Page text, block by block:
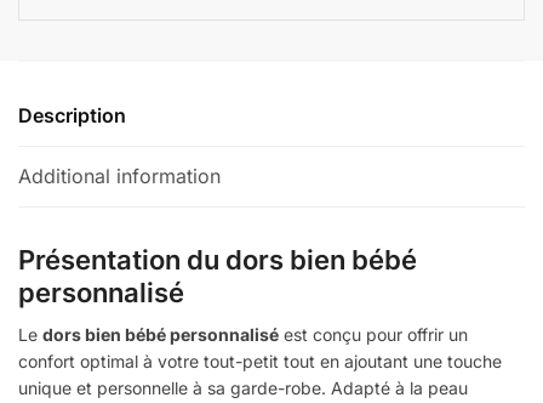
Description
Additional information
Présentation du dors bien bébé
personnalisé
Le dors bien bébé personnalisé est conçu pour offrir un
confort optimal à votre tout-petit tout en ajoutant une touche
unique et personnelle à sa garde-robe. Adapté à la peau